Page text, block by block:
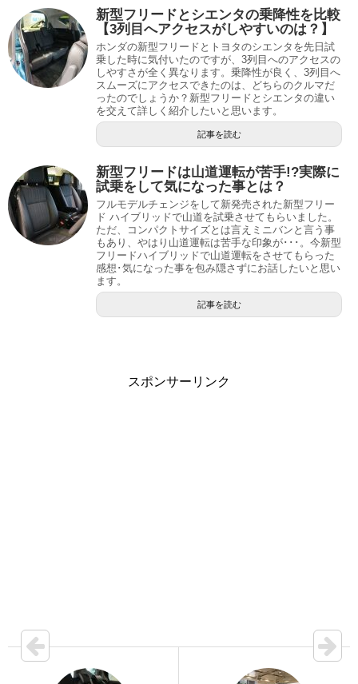
新型フリードとシエンタの乗降性を比較
【3列目へアクセスがしやすいのは？】
ホンダの新型フリードとトヨタのシエンタを先日試
乗した時に気付いたのですが、3列目へのアクセスの
しやすさが全く異なります。乗降性が良く、3列目へ
スムーズにアクセスできたのは、どちらのクルマだ
ったのでしょうか？新型フリードとシエンタの違い
を交えて詳しく紹介したいと思います。
記事を読む
新型フリードは山道運転が苦手!?実際に
試乗をして気になった事とは？
フルモデルチェンジをして新発売された新型フリー
ド ハイブリッドで山道を試乗させてもらいました。
ただ、コンパクトサイズとは言えミニバンと言う事
もあり、やはり山道運転は苦手な印象が･･･。今新型
フリードハイブリッドで山道運転をさせてもらった
感想･気になった事を包み隠さずにお話したいと思い
ます。
記事を読む
スポンサーリンク